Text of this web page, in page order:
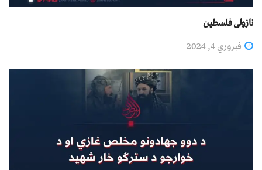
نازولی فلسطين
فبروري 4, 2024